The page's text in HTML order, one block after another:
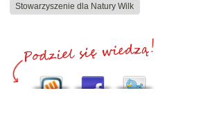
Stowarzyszenie dla Natury Wilk